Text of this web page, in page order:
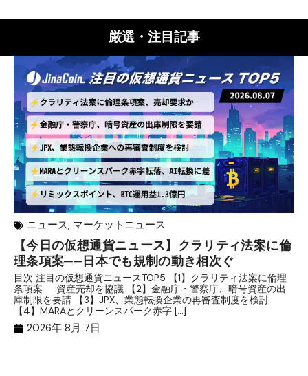
厳選・注目記事
ニュース, マーケットニュース
【今日の仮想通貨ニュース】クラリティ法案に倫
理条項案──日本でも規制の動き相次ぐ
目次 注目の仮想通貨ニュースTOP5 【1】クラリティ法案に倫理
条項案──資産売却を協議 【2】金融庁・警察庁、暗号資産の出
庫制限を要請 【3】JPX、業態転換企業の再審査制度を検討
【4】MARAとクリーンスパーク赤字 […]
2026年 8月 7日